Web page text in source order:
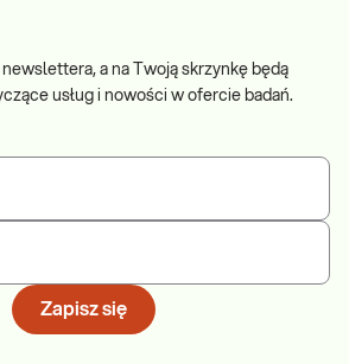
a na Twoją skrzynkę będą
usług i nowości w ofercie badań.
Zapisz się